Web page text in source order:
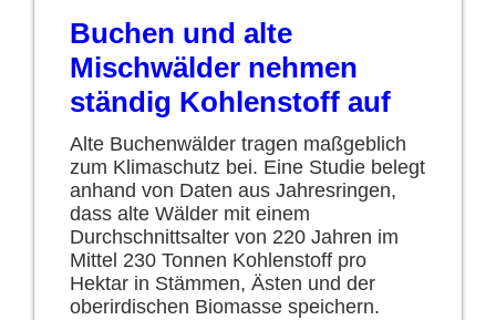
Buchen und alte
Mischwälder nehmen
ständig Kohlenstoff auf
Alte Buchenwälder tragen maßgeblich
zum Klimaschutz bei. Eine Studie belegt
anhand von Daten aus Jahresringen,
dass alte Wälder mit einem
Durchschnittsalter von 220 Jahren im
Mittel 230 Tonnen Kohlenstoff pro
Hektar in Stämmen, Ästen und der
oberirdischen Biomasse speichern.